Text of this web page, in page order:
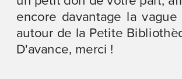
encore davantage la
autour de la Petite
D'avance, merci !